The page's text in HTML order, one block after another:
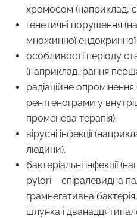
хромосом (наприклад,
генетичні порушення
множинної ендокринної
особливості періоду
(наприклад, рання
радіаційне
рентгенограми у
променева терапія);
вірусні інфекції
людини),
бактеріальні інфекції
pylori – спіралевидна
грамнегативна
шлунка і